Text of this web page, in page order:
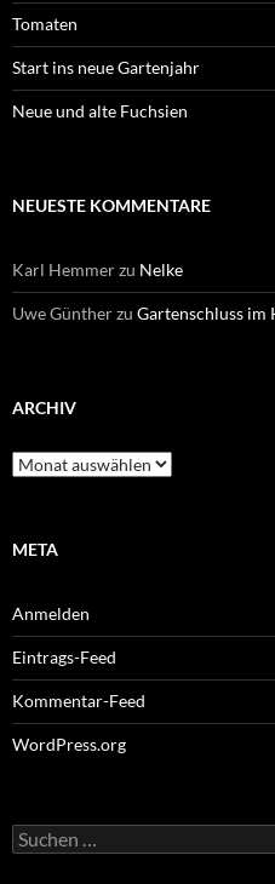
Tomaten
Start ins neue Gartenjahr
Neue und alte Fuchsien
NEUESTE KOMMENTARE
Karl Hemmerzu Nelke
Uwe Güntherzu Gartenschluss im
ARCHIV
Archiv
META
Anmelden
Eintrags-Feed
Kommentar-Feed
WordPress.org
Suchen
nach: